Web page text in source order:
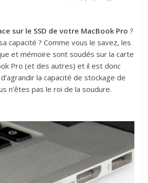
sur le SSD de votre MacBook Pro ?
capacité ? Comme vous le savez, les
et mémoire sont soudés sur la carte
Pro (et des autres) et il est donc
la capacité de stockage de
n’êtes pas le roi de la soudure.